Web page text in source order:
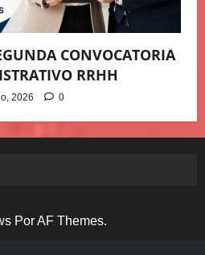
CONVOCATORIA
RRHH
2026 0
Por AF Themes.